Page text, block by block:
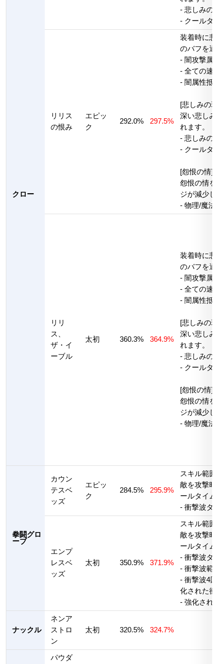
クロー
- 悲しみの
- クールタ
リリス
の恨み
エピッ
ク
292.0% 297.5%
装着時に
のバフを適
- 闇攻撃属
- 全ての速
- 闇属性抵
[悲しみの
深い悲し
れます。
- 悲しみの
- クールタ
[怨恨の情]
怨恨の情
ジが減少
- 物理/魔法
リリ
ス、
ザ・イ
ーブル
太初 360.3% 364.9%
装着時に
のバフを適
- 闇攻撃属
- 全ての速
- 闇属性抵
[悲しみの
深い悲し
れます。
- 悲しみの
- クールタ
[怨恨の情]
怨恨の情
ジが減少
- 物理/魔法
拳闘グロ
ーブ
カウン
テスベ
ッズ
エピッ
ク
284.5% 295.9%
スキル範
敵を攻撃
ールタイム
- 衝撃波ダ
エンプ
レスベ
ッズ
太初 350.9% 371.9%
スキル範
敵を攻撃
ールタイム
- 衝撃波ダ
- 衝撃波範
- 衝撃波4
化された
- 強化され
ナックル
ネンア
ストロ
ン
太初 320.5% 324.7%
パウダ